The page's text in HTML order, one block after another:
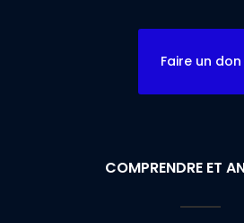
Faire un don
COMPRENDRE ET